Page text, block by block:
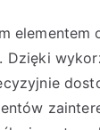
elementem
Dzięki